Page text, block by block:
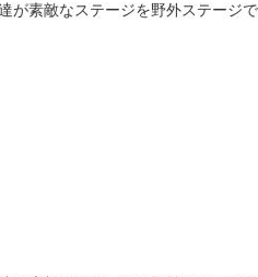
が素敵なステージを野外ステージで